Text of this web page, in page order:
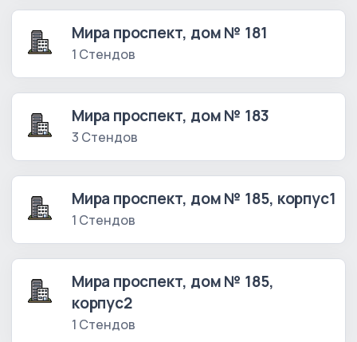
Мира проспект, дом № 181
1 Стендов
Мира проспект, дом № 183
3 Стендов
Мира проспект, дом № 185, корпус1
1 Стендов
Мира проспект, дом № 185,
корпус2
1 Стендов